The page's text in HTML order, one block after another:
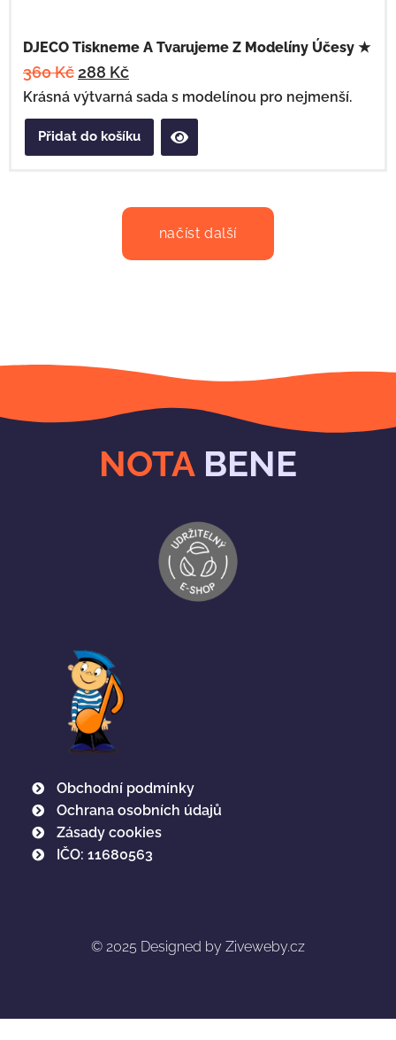
DJECO Tiskneme A Tvarujeme Z Modelíny Účesy ★
360Kč 288 Kč
Krásná výtvarná sada s modelínou pro nejmenší.
Přidat do košíku
načíst další
NOTA BENE
Obchodní podmínky
Ochrana osobních údajů
Zásady cookies
IČO: 11680563
© 2025 Designed by Ziveweby.cz